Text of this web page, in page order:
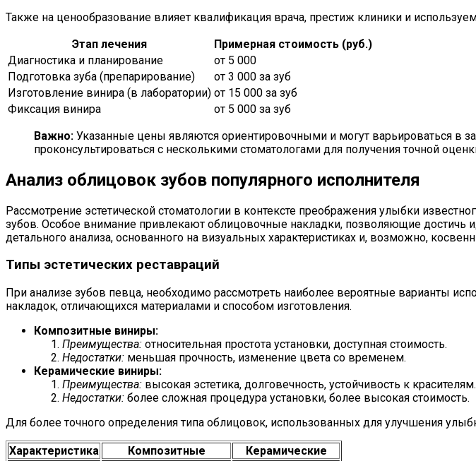
Также на ценообразование влияет квалификация врача, престиж клиники и
Этап лечения
Примерная стоимость (руб.)
Диагностика и планирование
от 5 000
Подготовка зуба (препарирование)
от 3 000 за зуб
Изготовление винира (в лаборатории) от 15 000 за зуб
Фиксация винира
от 5 000 за зуб
Важно: Указанные цены являются ориентировочными и могут варьироваться в
проконсультироваться с несколькими стоматологами для получения точной
Анализ облицовок зубов популярного исполнителя
Рассмотрение эстетической стоматологии в контексте преображения улыбки
зубов. Особое внимание привлекают облицовочные накладки, позволяющие
детального анализа, основанного на визуальных характеристиках и, возможно,
Типы эстетических реставраций
При анализе зубов певца, необходимо рассмотреть наиболее вероятные варианты
накладок, отличающихся материалами и способом изготовления.
Композитные виниры:
Преимущества: относительная простота установки, доступная стоимость.
Недостатки: меньшая прочность, изменение цвета со временем.
Керамические виниры:
Преимущества: высокая эстетика, долговечность, устойчивость к красителям.
Недостатки: более сложная процедура установки, более высокая стоимость.
Для более точного определения типа облицовок, использованных для улучшения
Характеристика Композитные
Керамические